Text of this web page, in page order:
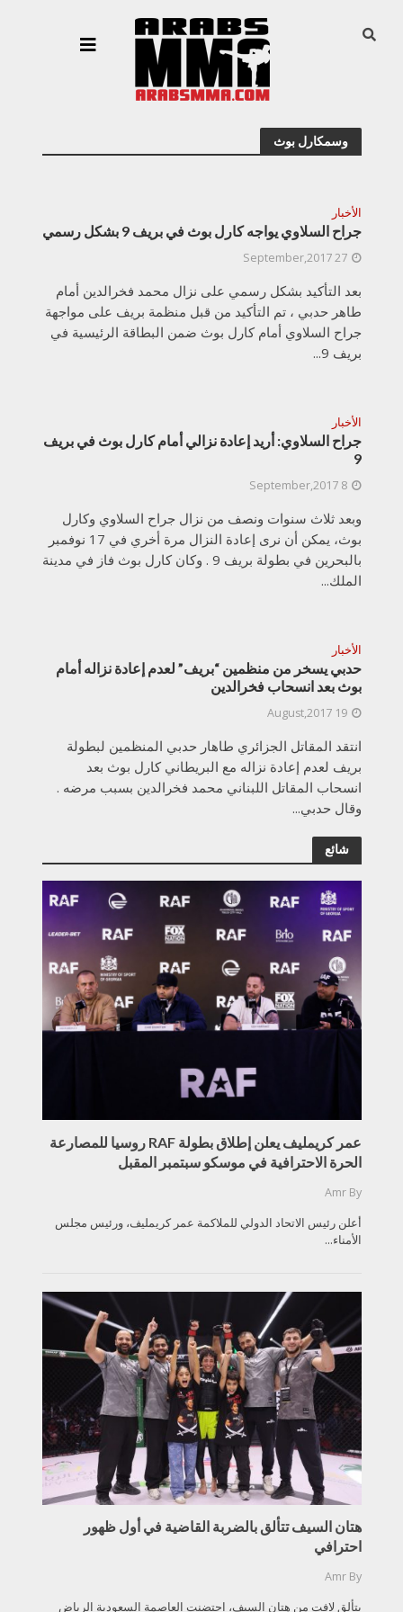
وسمكارل بوث
الأخبار
جراح السلاوي يواجه كارل بوث في بريف 9 بشكل رسمي
27 September,2017
بعد التأكيد بشكل رسمي على نزال محمد فخرالدين أمام
طاهر حدبي ، تم التأكيد من قبل منظمة بريف على مواجهة
جراح السلاوي أمام كارل بوث ضمن البطاقة الرئيسية في
بريف 9...
الأخبار
جراح السلاوي: أريد إعادة نزالي أمام كارل بوث في بريف
9
8 September,2017
وبعد ثلاث سنوات ونصف من نزال جراح السلاوي وكارل
بوث، يمكن أن نرى إعادة النزال مرة أخري في 17 نوفمبر
بالبحرين في بطولة بريف 9 . وكان كارل بوث فاز في مدينة
الملك...
الأخبار
حدبي يسخر من منظمين “بريف” لعدم إعادة نزاله أمام
بوث بعد انسحاب فخرالدين
19 August,2017
انتقد المقاتل الجزائري طاهار حدبي المنظمين لبطولة
بريف لعدم إعادة نزاله مع البريطاني كارل بوث بعد
انسحاب المقاتل اللبناني محمد فخرالدين بسبب مرضه .
وقال حدبي...
شائع
عمر كريمليف يعلن إطلاق بطولة RAF روسيا للمصارعة
الحرة الاحترافية في موسكو سبتمبر المقبل
By
Amr
أعلن رئيس الاتحاد الدولي للملاكمة عمر كريمليف، ورئيس مجلس
الأمناء...
هتان السيف تتألق بالضربة القاضية في أول ظهور
احترافي
By
Amr
بتألق لافت من هتان السيف، احتضنت العاصمة السعودية الرياض